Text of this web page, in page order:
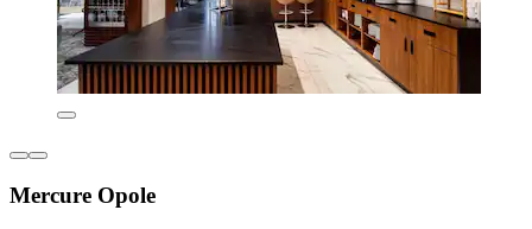
Mercure Opole